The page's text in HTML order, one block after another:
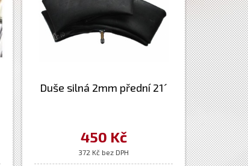
Duše silná 2mm přední 21´
450 Kč
372 Kč bez DPH